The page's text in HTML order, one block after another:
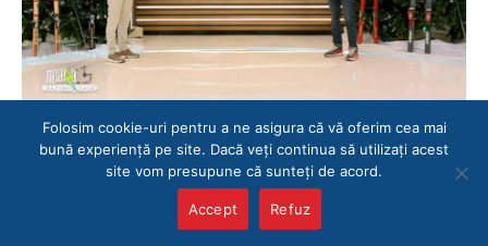
4 sfaturi pentru bugetul familiei
27 FEBRUARIE 2025
Cum facem un buget smart pentru familia noastră? Adrian
Folosim cookie-uri pentru a ne asigura că vă oferim cea mai
bună experiență pe site. Dacă veți continua să utilizați acest
site vom presupune că sunteți de acord.
Accept Refuz